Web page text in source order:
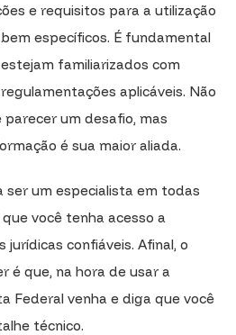
e requisitos para a utilização
específicos. É fundamental
familiarizados com
aplicáveis. Não
um desafio, mas
é sua maior aliada.
ser um especialista em todas
você tenha acesso a
confiáveis. Afinal, o
é que, na hora de usar a
Federal venha e diga que você
técnico.